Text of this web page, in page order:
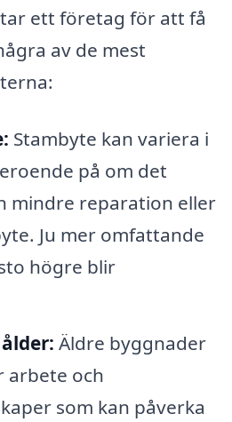
ett företag för att få
av de mest
Stambyte kan variera i
på om det
mindre reparation eller
Ju mer omfattande
högre blir
Äldre byggnader
arbete och
som kan påverka